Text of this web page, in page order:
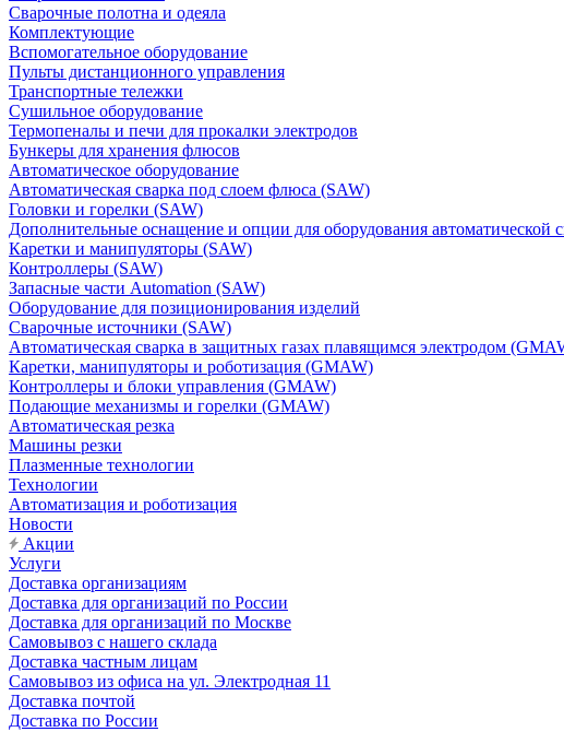
Сварочные полотна и одеяла
Комплектующие
Вспомогательное оборудование
Пульты дистанционного управления
Транспортные тележки
Сушильное оборудование
Термопеналы и печи для прокалки электродов
Бункеры для хранения флюсов
Автоматическое оборудование
Автоматическая сварка под слоем флюса (SAW)
Головки и горелки (SAW)
Дополнительные оснащение и опции для оборудования автоматической
Каретки и манипуляторы (SAW)
Контроллеры (SAW)
Запасные части Automation (SAW)
Оборудование для позиционирования изделий
Сварочные источники (SAW)
Автоматическая сварка в защитных газах плавящимся электродом
Каретки, манипуляторы и роботизация (GMAW)
Контроллеры и блоки управления (GMAW)
Подающие механизмы и горелки (GMAW)
Автоматическая резка
Машины резки
Плазменные технологии
Технологии
Автоматизация и роботизация
Новости
Акции
Услуги
Доставка организациям
Доставка для организаций по России
Доставка для организаций по Москве
Самовывоз с нашего склада
Доставка частным лицам
Самовывоз из офиса на ул. Электродная 11
Доставка почтой
Доставка по России